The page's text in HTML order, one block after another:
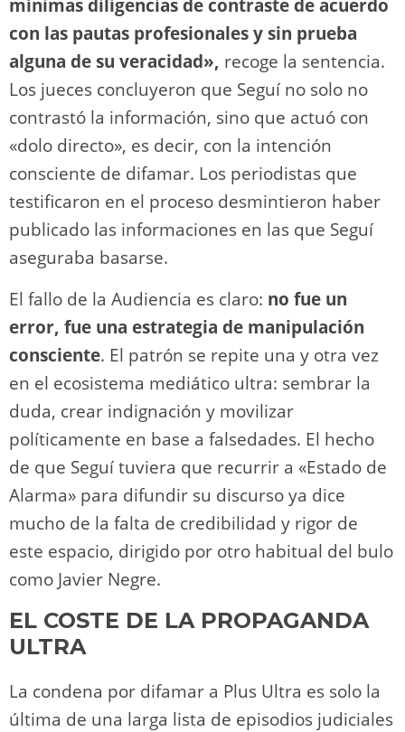
mínimas diligencias de contraste de acuerdo
con las pautas profesionales y sin prueba
alguna de su veracidad», recoge la sentencia.
Los jueces concluyeron que Seguí no solo no
contrastó la información, sino que actuó con
«dolo directo», es decir, con la intención
consciente de difamar. Los periodistas que
testificaron en el proceso desmintieron haber
publicado las informaciones en las que Seguí
aseguraba basarse.
El fallo de la Audiencia es claro: no fue un
error, fue una estrategia de manipulación
consciente. El patrón se repite una y otra vez
en el ecosistema mediático ultra: sembrar la
duda, crear indignación y movilizar
políticamente en base a falsedades. El hecho
de que Seguí tuviera que recurrir a «Estado de
Alarma» para difundir su discurso ya dice
mucho de la falta de credibilidad y rigor de
este espacio, dirigido por otro habitual del bulo
como Javier Negre.
EL COSTE DE LA PROPAGANDA
ULTRA
La condena por difamar a Plus Ultra es solo la
última de una larga lista de episodios judiciales